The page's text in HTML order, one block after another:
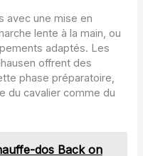
avec une mise en
lente à la main, ou
adaptés. Les
offrent des
phase préparatoire,
du cavalier comme du
dos Back on